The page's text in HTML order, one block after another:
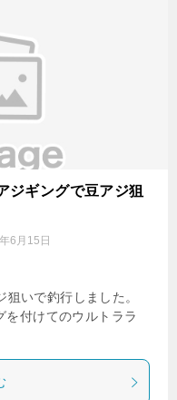
ジギングで豆アジ狙
6月15日
いで釣行しました。
を付けてのウルトララ